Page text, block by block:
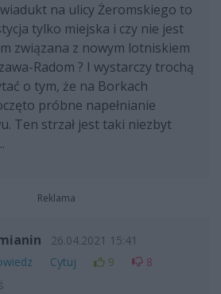
na ulicy Żeromskiego to
tylko miejska i czy nie jest
związana z nowym lotniskiem
Radom ? I wystarczy trochą
o tym, że na Borkach
próbne napełnianie
Ten strzał jest taki niezbyt
Reklama
26.04.2021 15:41
Cytuj 9
8